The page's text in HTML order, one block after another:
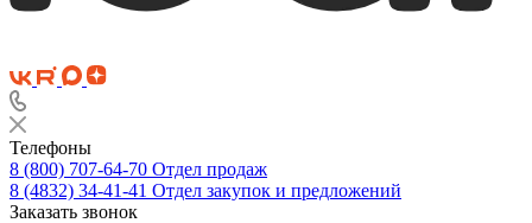
Телефоны
8 (800) 707-64-70 Отдел продаж
8 (4832) 34-41-41 Отдел закупок и предложений
Заказать звонок